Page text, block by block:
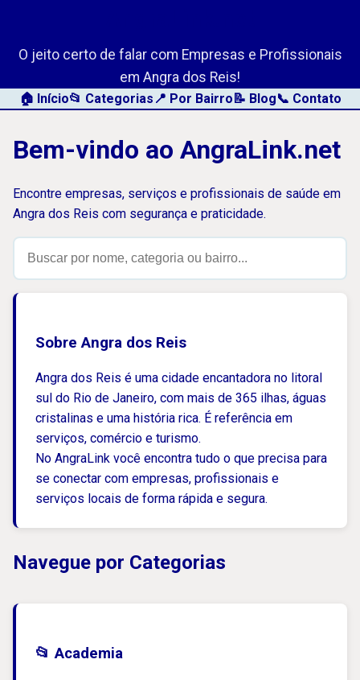
O jeito certo de falar com Empresas e Profissionais
em Angra dos Reis!
🏠 Início📂 Categorias 📍 Por Bairro📝 Blog📞 Contato
Bem-vindo ao AngraLink.net
Encontre empresas, serviços e profissionais de saúde em
Angra dos Reis com segurança e praticidade.
Sobre Angra dos Reis
Angra dos Reis é uma cidade encantadora no litoral
sul do Rio de Janeiro, com mais de 365 ilhas, águas
cristalinas e uma história rica. É referência em
serviços, comércio e turismo.
No AngraLink você encontra tudo o que precisa para
se conectar com empresas, profissionais e
serviços locais de forma rápida e segura.
Navegue por Categorias
📂 Academia